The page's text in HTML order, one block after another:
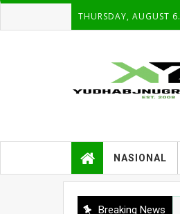
THURSDAY, AUGUST 6.
NASIONAL
Breaking News